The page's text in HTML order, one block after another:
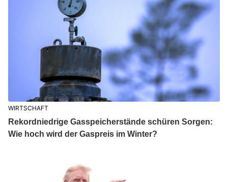
WIRTSCHAFT
Rekordniedrige Gasspeicherstände schüren Sorgen:
Wie hoch wird der Gaspreis im Winter?